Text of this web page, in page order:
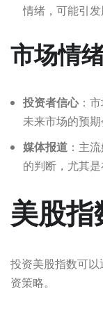
情绪，可能引发
市场情
投资者信心：
未来市场的预期
媒体报道 ：主
的判断，尤其是
美股
投资美股指数可
资策略。